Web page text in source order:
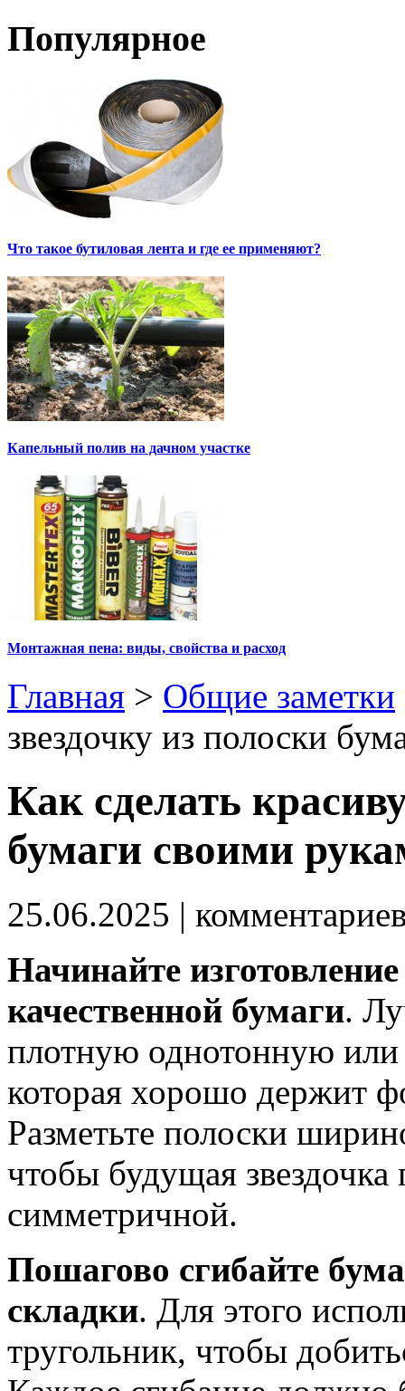
Популярное
Что такое бутиловая лента и где ее применяют?
Капельный полив на дачном участке
Монтажная пена: виды, свойства и расход
Главная > Общие заметки
звездочку из полоски
Как сделать
бумаги своими
25.06.2025 |
Начинайте
качественной бумаги.
плотную однотонную
которая хорошо держит
Разметьте полоски
чтобы будущая звездочка
симметричной.
Пошагово сгибайте
складки. Для этого
тругольник, чтобы